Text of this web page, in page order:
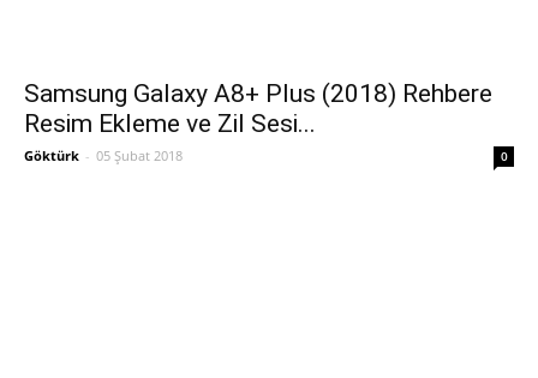
Samsung Galaxy A8+ Plus (2018) Rehbere
Resim Ekleme ve Zil Sesi...
Göktürk - 05 Şubat 2018 0